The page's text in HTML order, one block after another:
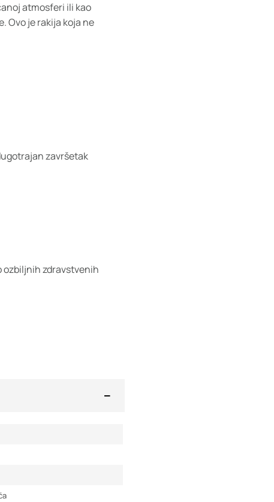
atmosferi ili kao
Ovo je rakija koja ne
završetak
ozbiljnih zdravstvenih